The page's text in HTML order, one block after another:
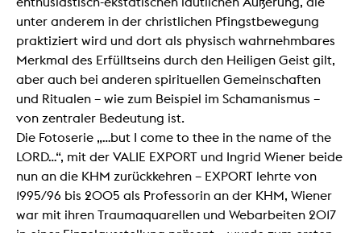
unter anderem in der christlichen Pfingstbewegung
praktiziert wird und dort als physisch wahrnehmbares
Merkmal des Erfülltseins durch den Heiligen Geist gilt,
aber auch bei anderen spirituellen Gemeinschaften
und Ritualen – wie zum Beispiel im Schamanismus –
von zentraler Bedeutung ist.
Die Fotoserie „…but I come to thee in the name of the
LORD…“, mit der VALIE EXPORT und Ingrid Wiener beide
nun an die KHM zurückkehren – EXPORT lehrte von
1995/96 bis 2005 als Professorin an der KHM, Wiener
war mit ihren Traumaquarellen und Webarbeiten 2017